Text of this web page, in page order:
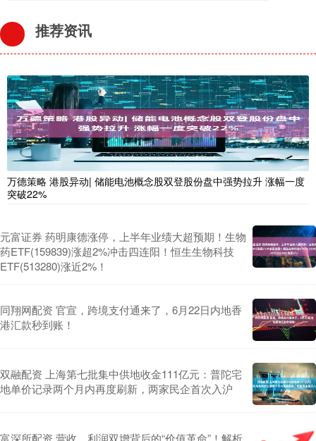
推荐资讯
万德策略 港股异动| 储能电池概念股双登股份盘中强势拉升 涨幅一度
突破22%
元富证券 药明康德涨停，上半年业绩大超预期！生物
药ETF(159839)涨超2%冲击四连阳！恒生生物科技
ETF(513280)涨近2%！
同翔网配资 官宣，跨境支付通来了，6月22日内地香
港汇款秒到账！
双融配资 上海第七批集中供地收金111亿元：普陀宅
地单价记录两个月内再度刷新，两家民企首次入沪
富深所配资 营收、利润双增背后的“价值革命”！解析